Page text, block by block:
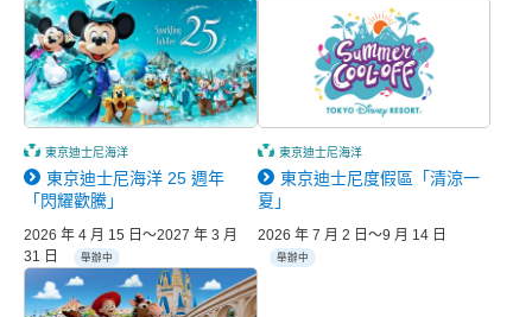
東京迪士尼海洋
東京迪士尼海洋 25 週年
「閃耀歡騰」
2026 年 4 月 15 日～2027 年 3 月
31 日
舉辦中
東京迪士尼海洋
東京迪士尼度假區「清涼一
夏」
2026 年 7 月 2 日～9 月 14 日
舉辦中